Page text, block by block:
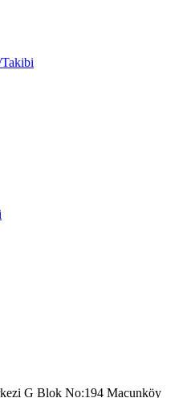
G Blok No:194 Macunköy